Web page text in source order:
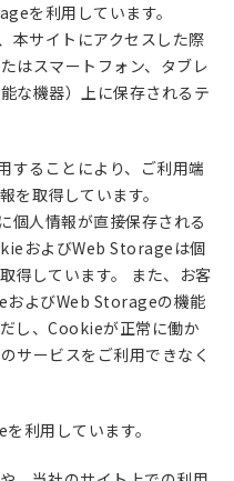
を利用しています。
サイトにアクセスした際
はスマートフォン、タブレ
な機器）上に保存されるテ
ることにより、ご利用端
を取得しています。
人情報が直接保存される
およびWeb Storageは個
得しています。 また、お客
およびWeb Storageの機能
し、Cookieが正常に働か
サービスをご利用できなく
利用しています。